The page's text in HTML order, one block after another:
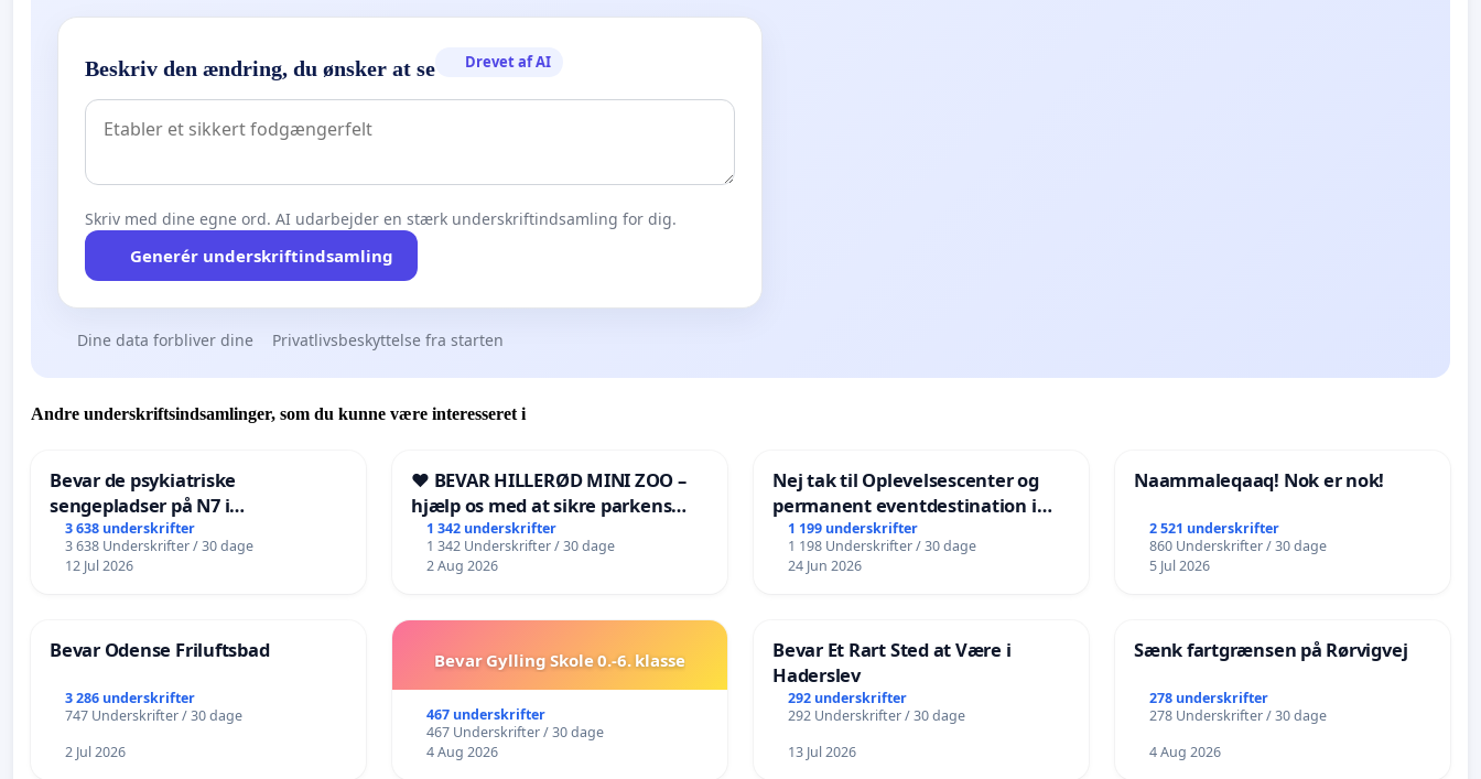
Beskriv den ændring, du ønsker at se Drevet af AI
Skriv med dine egne ord. AI udarbejder en stærk underskriftindsamling for dig.
Generér underskriftindsamling
Dine data forbliver dine Privatlivsbeskyttelse fra starten
Andre underskriftsindsamlinger, som du kunne være interesseret i
Bevar de psykiatriske
sengepladser på N7 i
Frederikshavn
3 638 underskrifter
3 638 Underskrifter / 30 dage
12 Jul 2026
❤️ BEVAR HILLERØD MINI ZOO –
hjælp os med at sikre parkens
fremtid ❤️
1 342 underskrifter
1 342 Underskrifter / 30 dage
2 Aug 2026
Nej tak til Oplevelsescenter og
permanent eventdestination i
Vejby - Ja tak til et levende
lokalområde i balance
1 199 underskrifter
1 198 Underskrifter / 30 dage
24 Jun 2026
Naammaleqaaq! Nok er nok!
2 521 underskrifter
860 Underskrifter / 30 dage
5 Jul 2026
Bevar Odense Friluftsbad
3 286 underskrifter
747 Underskrifter / 30 dage
2 Jul 2026
Bevar Gylling Skole 0.-6. klasse
467 underskrifter
467 Underskrifter / 30 dage
4 Aug 2026
Bevar Et Rart Sted at Være i
Haderslev
292 underskrifter
292 Underskrifter / 30 dage
13 Jul 2026
Sænk fartgrænsen på Rørvigvej
278 underskrifter
278 Underskrifter / 30 dage
4 Aug 2026